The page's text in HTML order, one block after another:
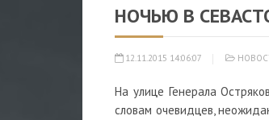
НОЧЬЮ В
12.11.2015 14:06:07
На улице Генерала
словам очевидцев,